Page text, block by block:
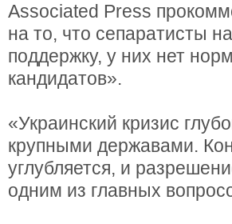
Associated Press
на то, что сепаратисты
поддержку, у них нет
кандидатов».
«Украинский кризис
крупными державами.
углубляется, и
одним из главных